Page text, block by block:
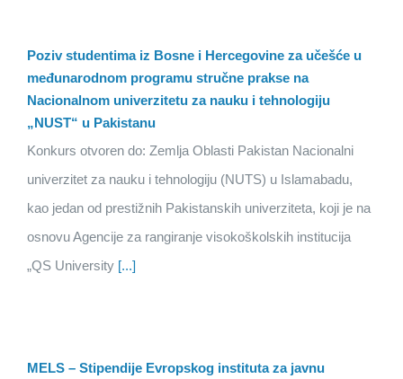
Poziv studentima iz Bosne i Hercegovine za učešće u
međunarodnom programu stručne prakse na
Nacionalnom univerzitetu za nauku i tehnologiju
„NUST“ u Pakistanu
Konkurs otvoren do: Zemlja Oblasti Pakistan Nacionalni
univerzitet za nauku i tehnologiju (NUTS) u Islamabadu,
kao jedan od prestižnih Pakistanskih univerziteta, koji je na
osnovu Agencije za rangiranje visokoškolskih institucija
„QS University [...]
MELS – Stipendije Evropskog instituta za javnu